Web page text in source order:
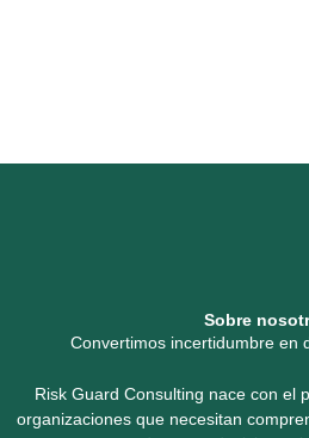
Sobre
Convertimos incertidumbre en
Risk Guard Consulting nace con el
organizaciones que necesitan